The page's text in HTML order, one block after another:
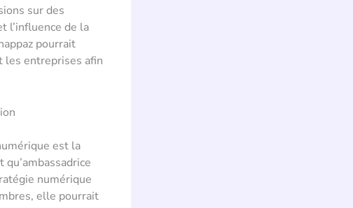
sur des
l’influence de la
pourrait
les entreprises afin
est la
numérique
elle pourrait